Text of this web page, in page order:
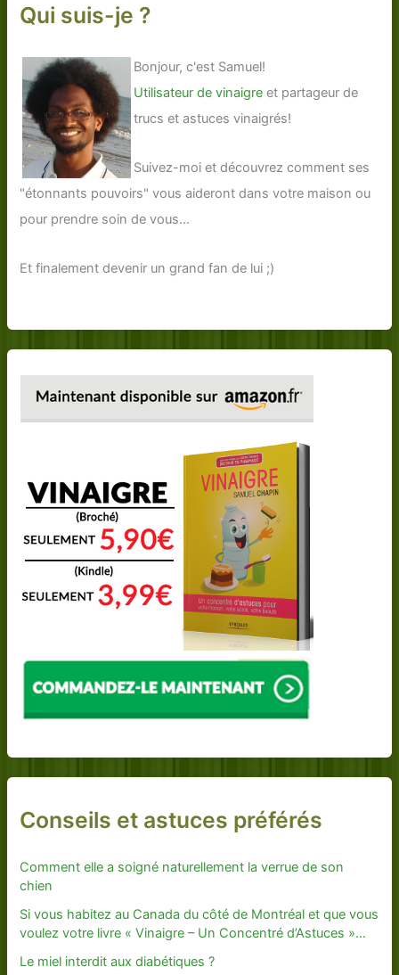
Qui suis-je ?
Bonjour, c'est Samuel!
Utilisateur de vinaigre et partageur de
trucs et astuces vinaigrés!
Suivez-moi et découvrez comment ses
"étonnants pouvoirs" vous aideront dans votre maison ou
pour prendre soin de vous...
Et finalement devenir un grand fan de lui ;)
Conseils et astuces préférés
Comment elle a soigné naturellement la verrue de son
chien
Si vous habitez au Canada du côté de Montréal et que vous
voulez votre livre « Vinaigre – Un Concentré d’Astuces »…
Le miel interdit aux diabétiques ?